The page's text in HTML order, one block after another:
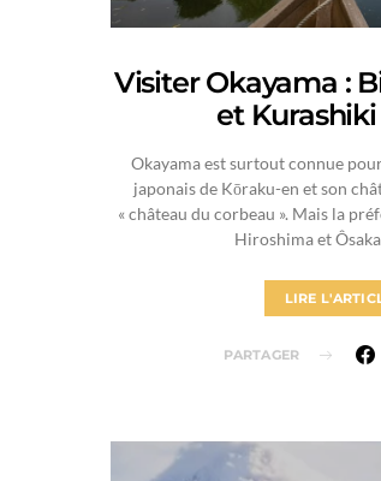
Visiter Okayama :
et
Okayama est surtout connue
japonais de Kōraku-en et son
« château du corbeau ». Mais la
Hiroshima et
LIRE
PARTAGER